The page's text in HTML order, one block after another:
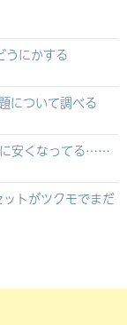
にかする
について調べる
安くなってる……
トがツクモでまだ